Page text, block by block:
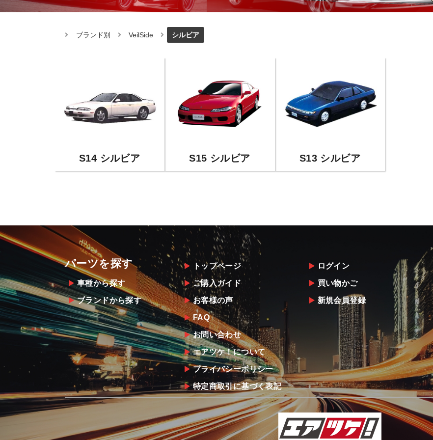
ブランド別 VeilSide シルビア
S14 シルビア S15 シルビア S13 シルビア
パーツを探す
車種から探す
ブランドから探す
トップページ
ご購入ガイド
お客様の声
FAQ
お問い合わせ
エアツケ！について
プライバシーポリシー
特定商取引に基づく表記
ログイン
買い物かご
新規会員登録